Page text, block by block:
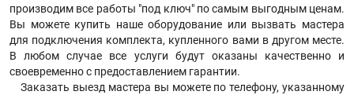
производим все работы "под ключ" по самым выгодным ценам.
Вы можете купить наше оборудование или вызвать мастера
для подключения комплекта, купленного вами в другом месте.
В любом случае все услуги будут оказаны качественно и
своевременно с предоставлением гарантии.
Заказать выезд мастера вы можете по телефону, указанному